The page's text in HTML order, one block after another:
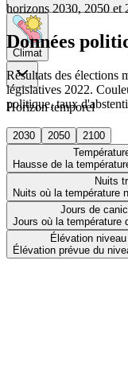
Climat
Horizon temporel
2030 2050
2100
Hausse de la
Nuits
Nuits où la température
Jours de
Jours où la température
Élévation
Élévation prévue du
horizons 2030, 2050 et
Données
Résultats des élections
législatives 2022.
politique, taux